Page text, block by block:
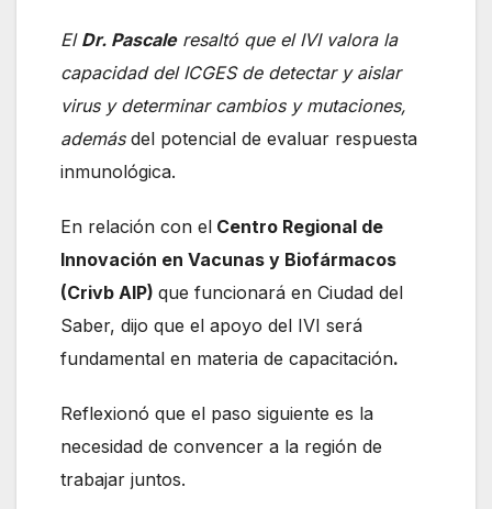
El Dr. Pascaleresaltó que el IVI valora la
capacidad del ICGES de detectar y aislar
virus y determinar cambios y mutaciones,
además del potencial de evaluar respuesta
inmunológica.
En relación con el Centro Regional de
Innovación en Vacunas y Biofármacos
(Crivb AIP) que funcionará en Ciudad del
Saber, dijo que el apoyo del IVI será
fundamental en materia de capacitación.
Reflexionó que el paso siguiente es la
necesidad de convencer a la región de
trabajar juntos.